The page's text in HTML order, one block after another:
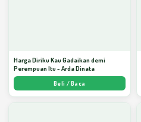
Harga Diriku Kau Gadaikan demi
Perempuan Itu - Arda Dinata
Beli / Baca